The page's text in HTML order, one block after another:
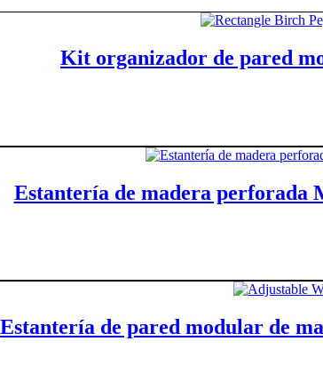
Kit organizador de pared
Estantería de madera perforada
Estantería de pared modular de